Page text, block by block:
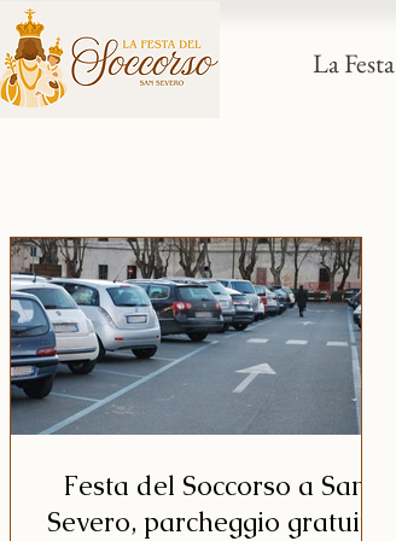
La Festa
Festa del Soccorso a San
Severo, parcheggio gratuito